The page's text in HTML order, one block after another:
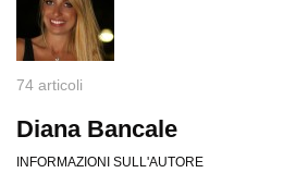
74 articoli
Diana Bancale
INFORMAZIONI SULL'AUTORE